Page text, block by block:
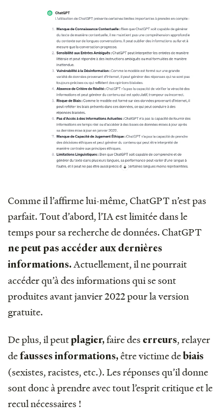
Comme il l’affirme lui-même, ChatGPT n’est pas
parfait. Tout d’abord, l’IA est limitée dans le
temps pour sa recherche de données. ChatGPT
ne peut pas accéder aux dernières
informations.Actuellement, il ne pourrait
accéder qu’à des informations qui se sont
produites avant janvier 2022 pour la version
gratuite.
De plus, il peutplagier,faire des erreurs, relayer
defausses informations,être victime debiais
(sexistes, racistes, etc.). Les réponses qu’il donne
sont donc à prendre avec tout l’esprit critique et le
recul nécessaires !